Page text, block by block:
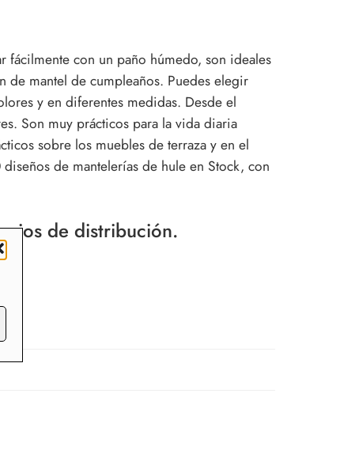
con un paño húmedo, son ideales
de mantel de cumpleaños. Puedes elegir
y en diferentes medidas. Desde el
Son muy prácticos para la vida diaria
sobre los muebles de terraza y en el
de mantelerías de hule en Stock, con
de distribución.